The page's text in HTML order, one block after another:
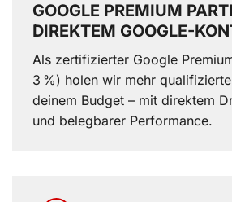
GOOGLE PREMIUM
DIREKTEM GOOGLE-
Als zertifizierter Google
3 %) holen wir mehr
deinem Budget – mit direktem
und belegbarer Performance.